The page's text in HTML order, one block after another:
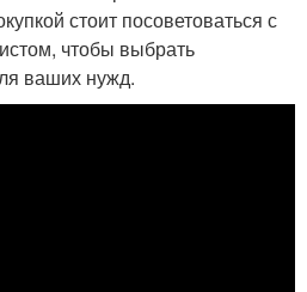
стоит посоветоваться с
чтобы выбрать
ваших нужд.